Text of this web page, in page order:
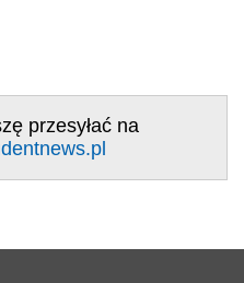
przesyłać na